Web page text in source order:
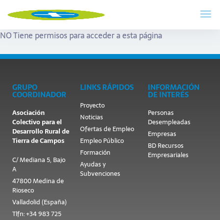
NO Tiene permisos para acceder a esta página
GRUPO
COORDINADOR
Asociación
Colectivo para el
Desarrollo Rural de
Tierra de Campos
C/ Mediana 5, Bajo
A
47800 Medina de
Rioseco
Valladolid (España)
Tlfn: +34 983 725
LINKS RÁPIDOS
Proyecto
Noticias
Ofertas de Empleo
Empleo Público
Formación
Ayudas y
Subvenciones
INFORMACIÓN
DE INTERÉS
Personas
Desempleadas
Empresas
BD Recursos
Empresariales